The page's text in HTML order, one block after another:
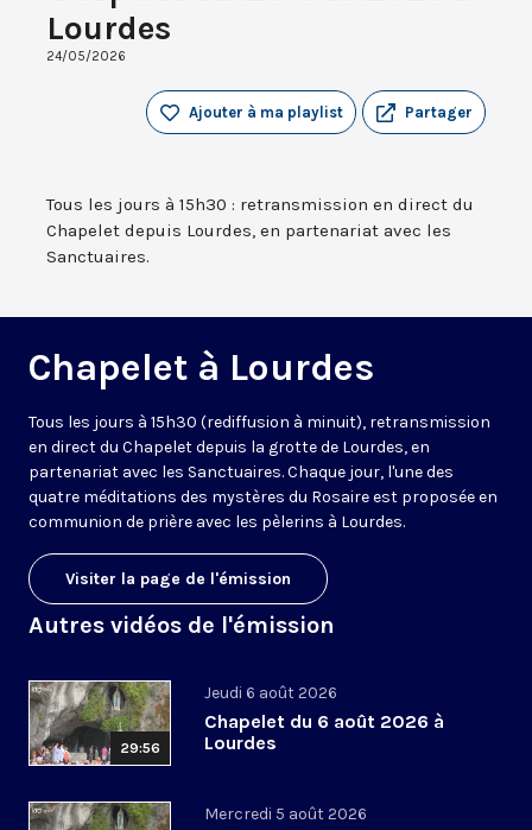
Lourdes
24/05/2026
Partager
Ajouter à ma playlist
Tous les jours à 15h30 : retransmission en direct du
Chapelet depuis Lourdes, en partenariat avec les
Sanctuaires.
Chapelet à Lourdes
Tous les jours à 15h30 (rediffusion à minuit), retransmission
en direct du Chapelet depuis la grotte de Lourdes, en
partenariat avec les Sanctuaires. Chaque jour, l'une des
quatre méditations des mystères du Rosaire est proposée en
communion de prière avec les pèlerins à Lourdes.
Visiter la page de l'émission
Autres vidéos de l'émission
29:56
Jeudi 6 août 2026
Chapelet du 6 août 2026 à
Lourdes
Mercredi 5 août 2026